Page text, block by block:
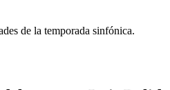
de la temporada sinfónica.